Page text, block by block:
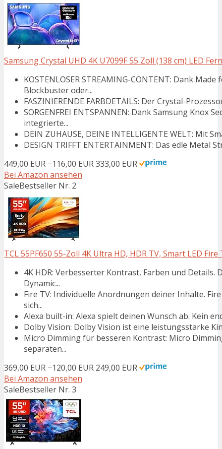
Samsung Crystal UHD 4K U7099F 55 Zoll (138 cm) LED
KOSTENLOSER STREAMING-CONTENT: Dank
Blockbuster oder...
FASZINIERENDE FARBDETAILS: Der Crystal-
SORGENFREI ENTSPANNEN: Dank Samsung
integrierte...
DEIN ZUHAUSE, DEINE INTELLIGENTE WELT: Mit
DESIGN TRIFFT ENTERTAINMENT: Das edle Metal
449,00 EUR −116,00 EUR333,00 EUR
Bei Amazon ansehen
SaleBestseller Nr. 2
TCL 55PF650 55-Zoll 4K Ultra HD, HDR TV, Smart LED
4K HDR: Verbesserter Kontrast, Farben und
Dynamic...
Fire TV: Individuelle Anordnungen deiner Inhalte.
sich...
Alexa built-in: Alexa spielt deinen Wunsch ab. Kein
Dolby Vision: Dolby Vision ist eine leistungsstarke
Micro Dimming für besseren Kontrast: Micro
separaten...
369,00 EUR −120,00 EUR 249,00 EUR
Bei Amazon ansehen
SaleBestseller Nr. 3